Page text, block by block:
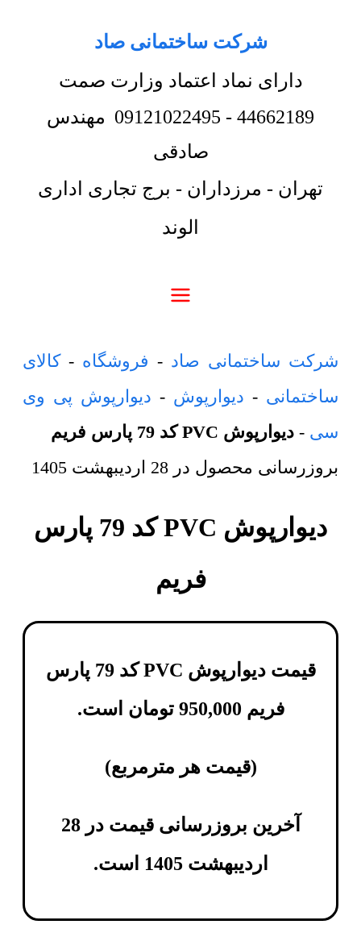
شرکت ساختمانی صاد
دارای نماد اعتماد وزارت صمت
44662189
-
09121022495 مهندس
صادقی
تهران - مرزداران - برج تجاری اداری
الوند
شرکت ساختمانی صاد - فروشگاه -کالای
ساختمانی - دیوارپوش - دیوارپوش پی وی
سی - دیوارپوش PVC کد 79 پارس فریم
بروزرسانی محصول در 28 اردیبهشت 1405
دیوارپوش PVC کد 79 پارس
فریم
قیمت دیوارپوش PVC کد 79 پارس
فریم 950,000 تومان است.
(قیمت هر مترمربع)
آخرین بروزرسانی قیمت در 28
اردیبهشت 1405 است.